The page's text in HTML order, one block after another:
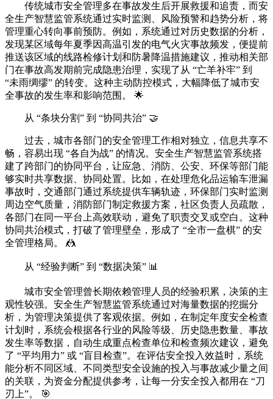
传统城市安全管理多在事故发生后开展救援和追责，而安
全生产智慧监管系统通过实时监测、风险预警和趋势分析，将
管理重心转向事前预防。例如，系统通过对历史数据的分析，
发现某区域每年夏季因高温引发的电气火灾事故频发，便提前
推送该区域的线路检修计划和防暑降温措施建议，推动相关部
门在事故高发期前完成隐患治理，实现了从 “亡羊补牢” 到
“未雨绸缪” 的转变。这种主动防控模式，大幅降低了城市安
全事故的发生率和影响范围。 🌟
从 “条块分割” 到 “协同共治” 🤝
过去，城市各部门的安全管理工作相对独立，信息共享不
畅，容易出现 “各自为战” 的情况。安全生产智慧监管系统搭
建了跨部门的协同平台，让应急、消防、公安、环保等部门能
够实时共享数据、协同处置。比如，在处理危化品运输车泄漏
事故时，交通部门通过系统提供车辆轨迹，环保部门实时监测
周边空气质量，消防部门制定救援方案，社区负责人员疏散，
各部门在同一平台上高效联动，避免了职责交叉或空白。这种
协同共治模式，打破了管理壁垒，形成了 “全市一盘棋” 的安
全管理格局。 🤼
从 “经验判断” 到 “数据决策” 📊
城市安全管理曾长期依赖管理人员的经验积累，决策的主
观性较强。安全生产智慧监管系统通过对海量数据的挖掘分
析，为管理决策提供了客观依据。例如，在制定年度安全检查
计划时，系统会根据各行业的风险等级、历史隐患数量、事故
发生率等数据，自动生成重点检查单位和检查频次建议，避免
了 “平均用力” 或 “盲目检查”。在评估安全投入效益时，系统
能分析不同区域、不同类型安全设施的投入与事故减少量之间
的关联，为资金分配提供参考，让每一分安全投入都用在 “刀
刃上”。 🎯